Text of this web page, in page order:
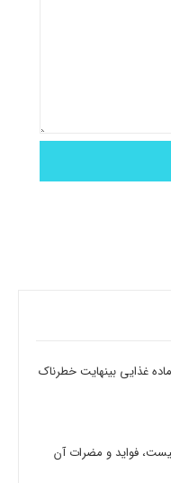
مصرف بیش از حد این 8 ماده غذایی بینهایت خطرناک
فواید و مضرات آن